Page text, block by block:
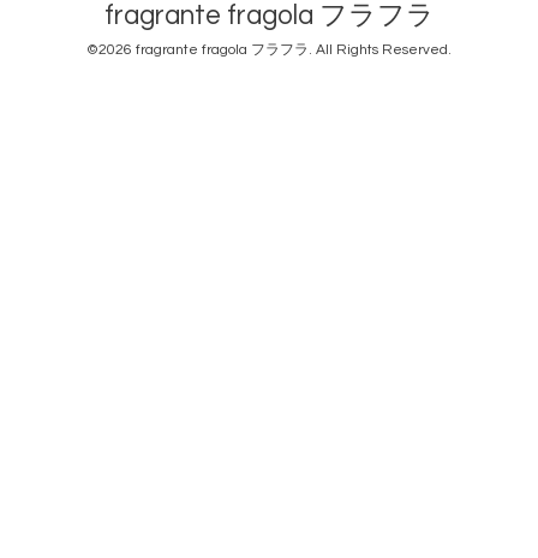
fragrante fragola フラフラ
©2026 fragrante fragola フラフラ . All Rights Reserved.